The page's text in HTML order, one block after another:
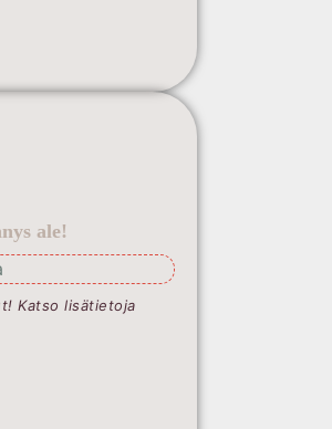
ale!
Katso lisätietoja